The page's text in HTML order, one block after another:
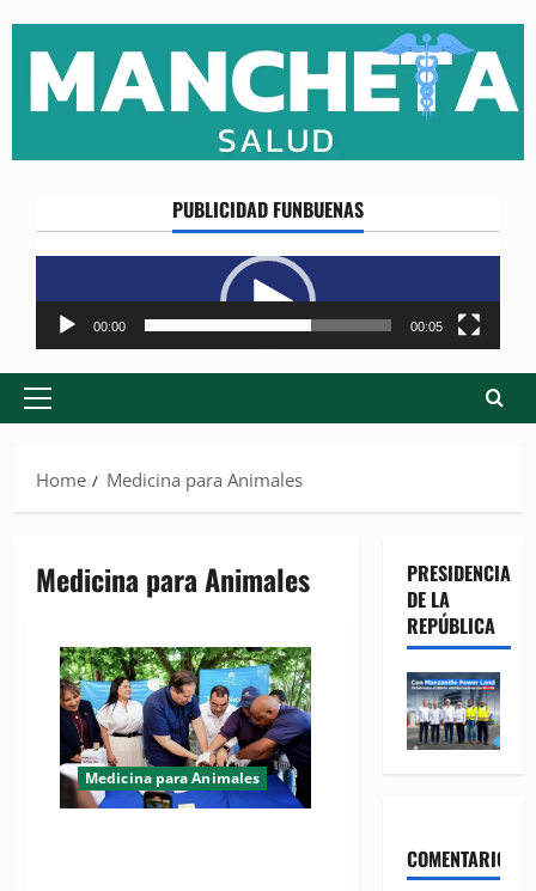
content
PUBLICIDAD FUNBUENAS
Reproductor
de
vídeo
00:00 00:05
Primary
Home
Medicina para Animales
Medicina para Animales
Medicina para Animales
PRESIDENCIA
DE LA
REPÚBLICA
COMENTARIOS